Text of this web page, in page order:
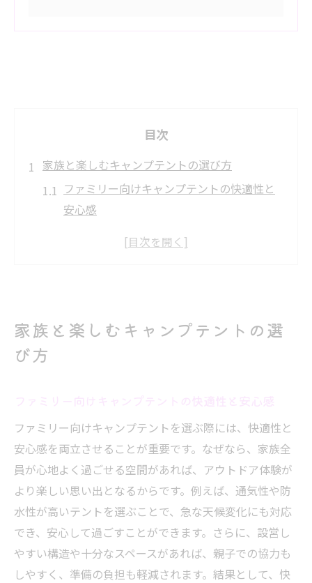
目次
家族と楽しむキャンプテントの選び方
ファミリー向けキャンプテントの快適性と
安心感
家族キャンプで選びたいテントの広さと構
家族の人数に合うキャンプテント選びの秘
訣
法
ソロにも最適なキャンプテント活用術
ソロキャンプにぴったりなテント選びのコ
ツ
コンパクトなキャンプテントで快適なひと
とき
ソロキャンプを充実させるテント活用法
家族と楽しむキャンプテントの選
び方
ファミリー向けキャンプテントを選ぶ際には、快適性と
安心感を両立させることが重要です。なぜなら、家族全
員が心地よく過ごせる空間があれば、アウトドア体験が
より楽しい思い出となるからです。例えば、通気性や防
水性が高いテントを選ぶことで、急な天候変化にも対応
でき、安心して過ごすことができます。さらに、設営し
やすい構造や十分なスペースがあれば、親子での協力も
しやすく、準備の負担も軽減されます。結果として、快